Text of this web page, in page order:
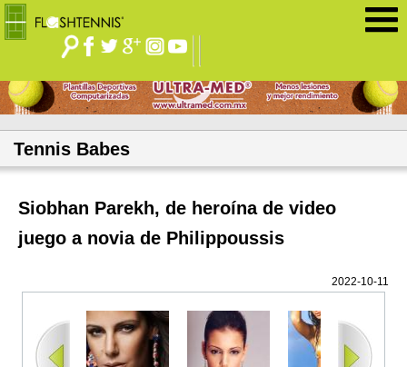
Tennis Babes
Siobhan Parekh, de heroína de video
juego a novia de Philippoussis
2022-10-11